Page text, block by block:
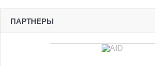
ПАРТНЕРЫ